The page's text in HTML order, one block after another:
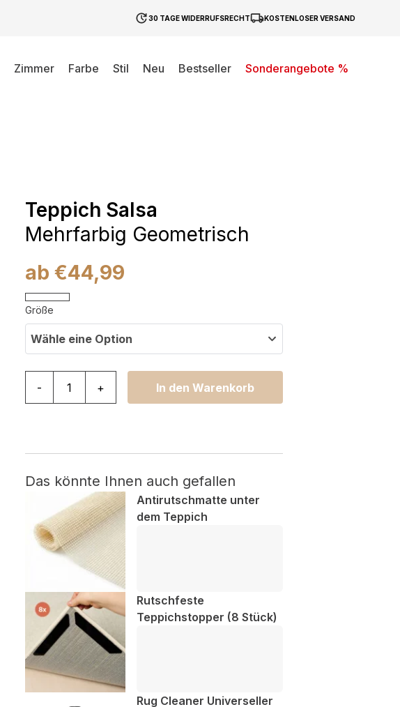
30 TAGE WIDERRUFSRECHT KOSTENLOSER VERSAND
Zimmer Farbe Stil Neu Bestseller
Sonderangebote %
Teppich Salsa
Mehrfarbig Geometrisch
ab €44,99
Größe
Wähle eine Option
- + In den Warenkorb
Das könnte Ihnen auch gefallen
Antirutschmatte unter
dem Teppich
Rutschfeste
Teppichstopper (8 Stück)
Rug Cleaner Universeller